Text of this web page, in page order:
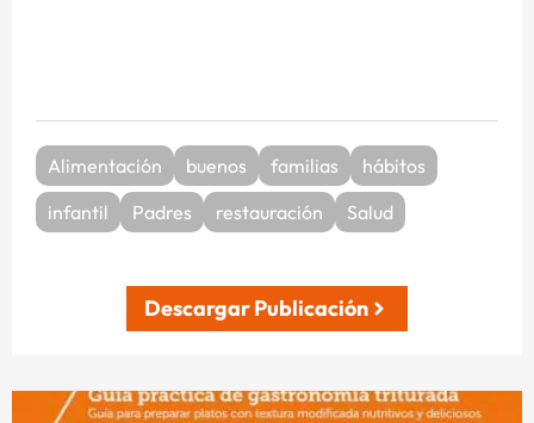
Alimentación buenos familias
hábitos
infantil
Padres restauración Salud
Descargar Publicación